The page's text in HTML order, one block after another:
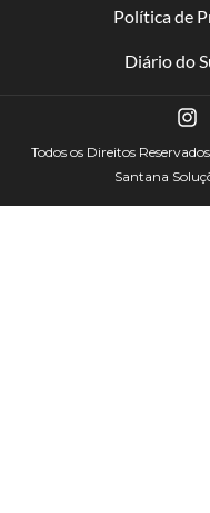
Política de
Diário do
Todos os Direitos
Santana